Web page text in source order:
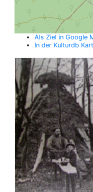
Als Ziel in Google
In der Kulturdb